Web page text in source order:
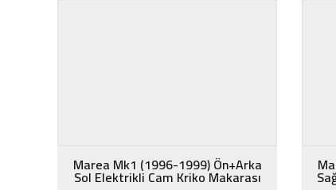
Marea Mk1 (1996-1999) Ön+Arka
Sol Elektrikli Cam Kriko Makarası